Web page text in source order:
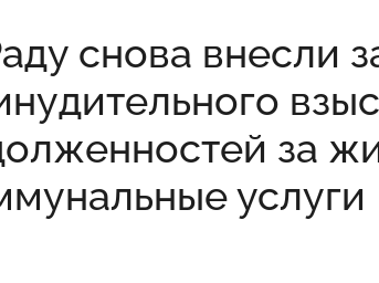
снова внесли
за
услуги